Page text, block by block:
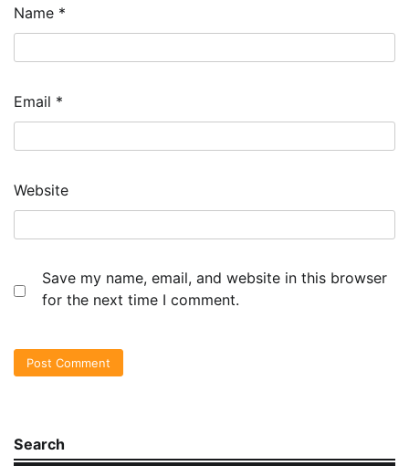
Name *
Email *
Website
Save my name, email, and website in this browser
for the next time I comment.
Search